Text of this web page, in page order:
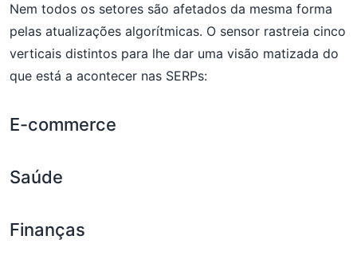
Nem todos os setores são afetados da mesma forma
pelas atualizações algorítmicas. O sensor rastreia cinco
verticais distintos para lhe dar uma visão matizada do
que está a acontecer nas SERPs:
E-commerce
Saúde
Finanças